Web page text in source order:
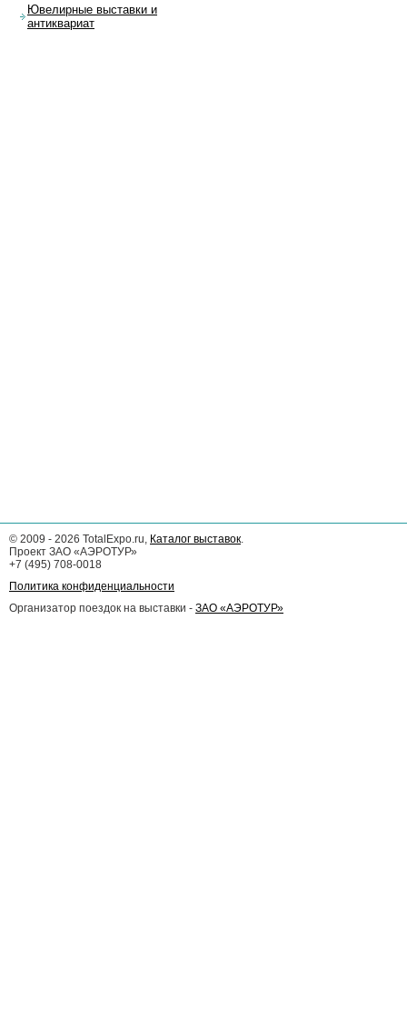
Ювелирные выставки и
антиквариат
© 2009 - 2026 TotalExpo.ru, Каталог выставок.
Проект ЗАО «АЭРОТУР»
+7 (495) 708-0018
Политика конфиденциальности
Организатор поездок на выставки - ЗАО «АЭРОТУР»